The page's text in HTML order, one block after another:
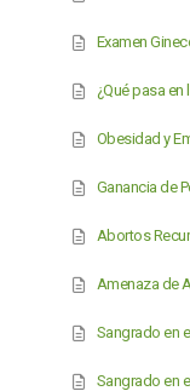
Examen
¿Qué pasa
Obesidad y
Ganancia de
Abortos
Amenaza de
Sangrado en
Sangrado en